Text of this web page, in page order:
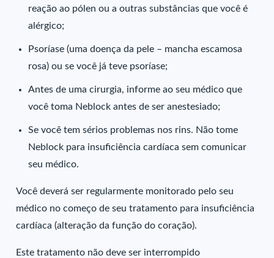
reação ao pólen ou a outras substâncias que você é
alérgico;
Psoríase (uma doença da pele – mancha escamosa
rosa) ou se você já teve psoríase;
Antes de uma cirurgia, informe ao seu médico que
você toma Neblock antes de ser anestesiado;
Se você tem sérios problemas nos rins. Não tome
Neblock para insuficiência cardíaca sem comunicar
seu médico.
Você deverá ser regularmente monitorado pelo seu
médico no começo de seu tratamento para insuficiência
cardíaca (alteração da função do coração).
Este tratamento não deve ser interrompido